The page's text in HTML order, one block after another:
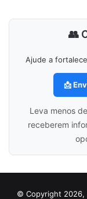
👥
Ajude a
📩
Leva menos
receberem
© Copyright